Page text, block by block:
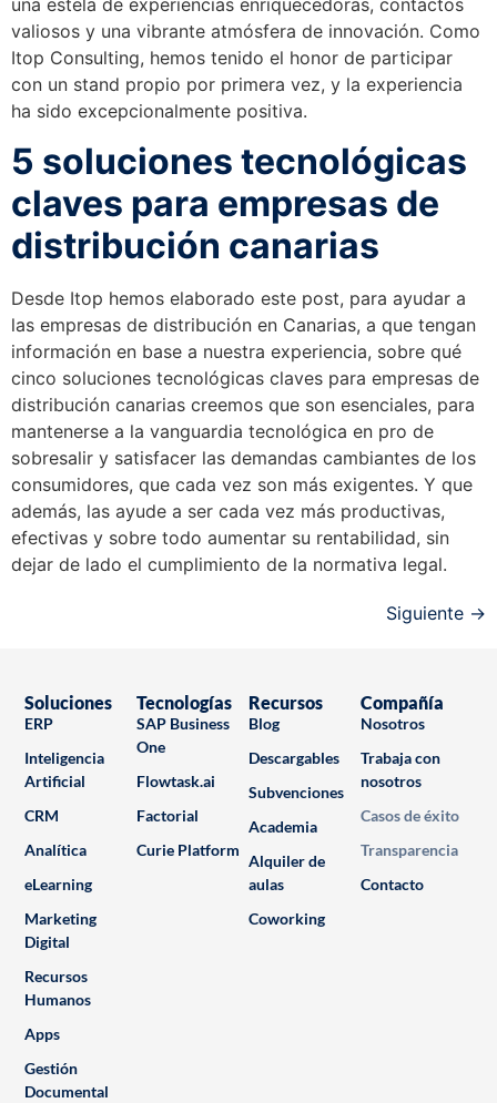
una estela de experiencias enriquecedoras, contactos
valiosos y una vibrante atmósfera de innovación. Como
Itop Consulting, hemos tenido el honor de participar
con un stand propio por primera vez, y la experiencia
ha sido excepcionalmente positiva.
5 soluciones tecnológicas
claves para empresas de
distribución canarias
Desde Itop hemos elaborado este post, para ayudar a
las empresas de distribución en Canarias, a que tengan
información en base a nuestra experiencia, sobre qué
cinco soluciones tecnológicas claves para empresas de
distribución canarias creemos que son esenciales, para
mantenerse a la vanguardia tecnológica en pro de
sobresalir y satisfacer las demandas cambiantes de los
consumidores, que cada vez son más exigentes. Y que
además, las ayude a ser cada vez más productivas,
efectivas y sobre todo aumentar su rentabilidad, sin
dejar de lado el cumplimiento de la normativa legal.
Siguiente →
Soluciones
ERP
Inteligencia
Artificial
CRM
Analítica
eLearning
Marketing
Digital
Recursos
Humanos
Apps
Gestión
Documental
Tecnologías
SAP Business
One
Flowtask.ai
Factorial
Curie Platform
Recursos
Blog
Descargables
Subvenciones
Academia
Alquiler de
aulas
Coworking
Compañía
Nosotros
Trabaja con
nosotros
Casos de éxito
Transparencia
Contacto